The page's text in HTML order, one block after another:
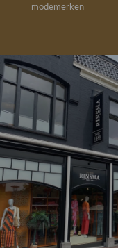
modemerken
drankje